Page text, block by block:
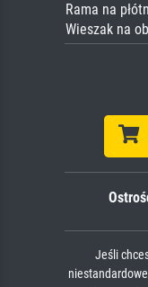
Rama na
Wieszak na
Jeśli